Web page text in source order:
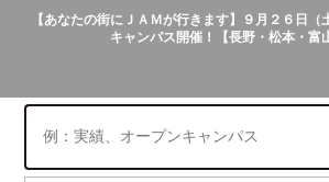
【あなたの街にＪＡＭが行きます】９月２６日
キャンパス開催！【長野・松本・富